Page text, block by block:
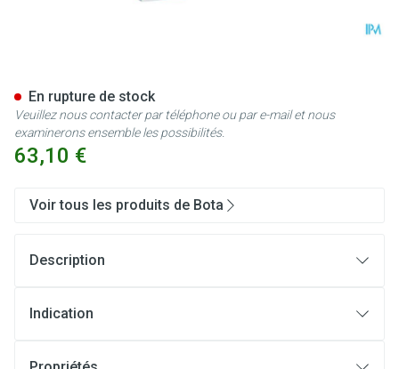
63,10 €
En rupture de stock
Veuillez nous contacter par téléphone ou par e-mail et nous
examinerons ensemble les possibilités.
Voir tous les produits de Bota
Description
Indication